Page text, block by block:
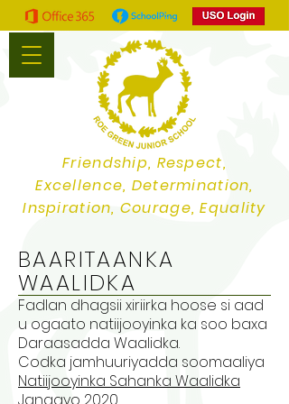
Friendship, Respect,
Excellence, Determination,
Inspiration, Courage, Equality
BAARITAANKA
WAALIDKA
Fadlan dhagsii xiriirka hoose si aad
u ogaato natiijooyinka ka soo baxa
Daraasadda Waalidka.
Codka jamhuuriyadda soomaaliya
Natiijooyinka Sahanka Waalidka